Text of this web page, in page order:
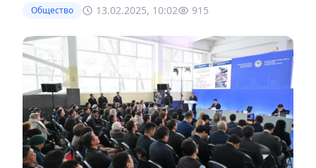
Общество 13.02.2025, 10:02 915